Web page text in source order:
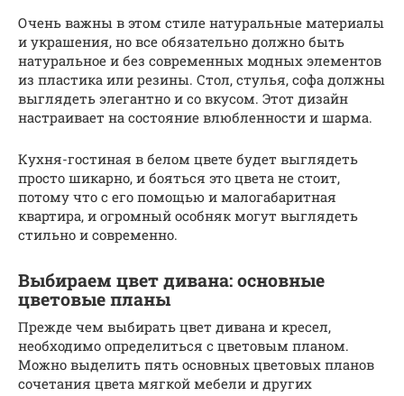
Очень важны в этом стиле натуральные материалы
и украшения, но все обязательно должно быть
натуральное и без современных модных элементов
из пластика или резины. Стол, стулья, софа должны
выглядеть элегантно и со вкусом. Этот дизайн
настраивает на состояние влюбленности и шарма.
Кухня-гостиная в белом цвете будет выглядеть
просто шикарно, и бояться это цвета не стоит,
потому что с его помощью и малогабаритная
квартира, и огромный особняк могут выглядеть
стильно и современно.
Выбираем цвет дивана: основные
цветовые планы
Прежде чем выбирать цвет дивана и кресел,
необходимо определиться с цветовым планом.
Можно выделить пять основных цветовых планов
сочетания цвета мягкой мебели и других